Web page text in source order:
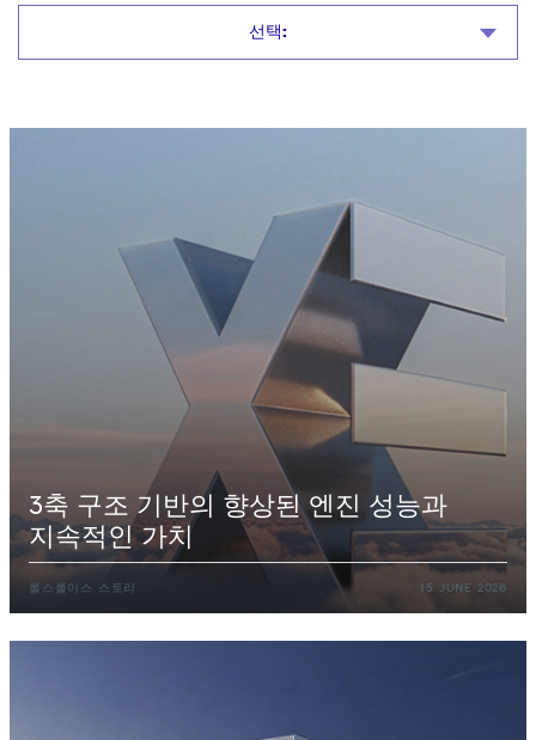
선택:
3축 구조 기반의 향상된 엔진 성능과
지속적인 가치
롤스롤이스 스토리 15 JUNE 2026